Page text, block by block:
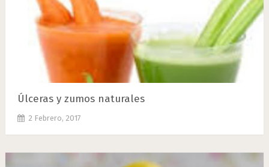
Úlceras y zumos naturales
2 Febrero, 2017